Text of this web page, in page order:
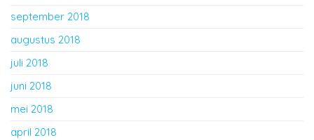
september 2018
augustus 2018
juli 2018
juni 2018
mei 2018
april 2018